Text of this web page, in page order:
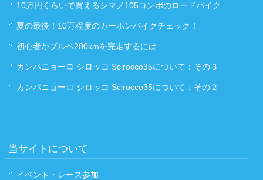
10万円くらいで買えるシマノ105コンポのロードバイク
夏の最後！10万程度のカーボンバイクチェック！
初心者がブルベ200kmを完走するには
カンパニョーロ シロッコ Scirocco35について：その３
カンパニョーロ シロッコ Scirocco35について：その２
当サイトについて
イベント・レース参加